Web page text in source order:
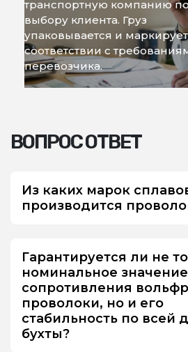
транспортную компанию
выбору клиента. Груз
упаковывается и
соответствии с
перевозчика.
ВОПРОС ОТВЕТ
Из каких марок
производится
Гарантируется ли не
номинальное значение
сопротивления
проволоки, но и его
стабильность по всей
бухты?